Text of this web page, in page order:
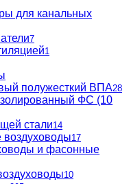
для канальных
7
1
полужесткий ВПА28
ФС (10
стали14
17
и фасонные
10